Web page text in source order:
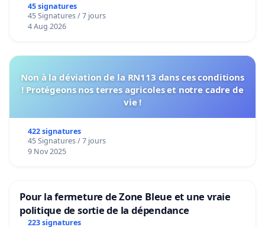
45 signatures
45 Signatures / 7 jours
4 Aug 2026
Non à la déviation de la RN113 dans ces conditions
! Protégeons nos terres agricoles et notre cadre de
vie !
422 signatures
45 Signatures / 7 jours
9 Nov 2025
Pour la fermeture de Zone Bleue et une vraie
politique de sortie de la dépendance
223 signatures